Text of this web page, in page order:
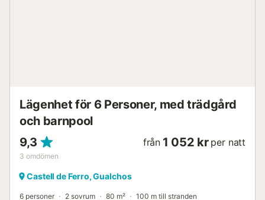
Lägenhet för 6 Personer, med trädgård
och barnpool
9,3
3 omdömen
från 1 052 kr per natt
Castell de Ferro, Gualchos
6 personer 2 sovrum 80 m² 100 m till stranden